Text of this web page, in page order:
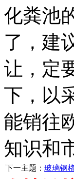
化粪池
了，建
让， 定
下，以
能销往
知识和
下一主题： 玻璃钢